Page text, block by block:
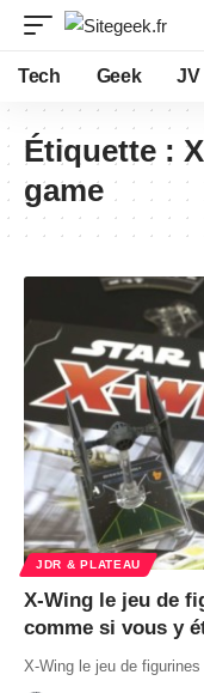
Tech Geek JV
Étiquette :
game
JDR & PLATEAU
X-Wing le jeu de
comme si vous y
X-Wing le jeu de